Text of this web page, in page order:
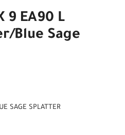
9 EA90 L
Blue Sage
SAGE SPLATTER